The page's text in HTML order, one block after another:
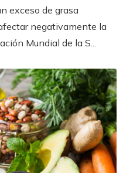
exceso de grasa
negativamente la
Mundial de la S...